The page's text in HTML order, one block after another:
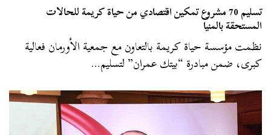
تسليم 70 مشروع تمكين اقتصادي من حياة كريمة للحالات
المستحقة بالمنيا
نظمت مؤسسة حياة كريمة بالتعاون مع جمعية الأورمان فعالية
كبرى، ضمن مبادرة “بيتك عمران” لتسليم…